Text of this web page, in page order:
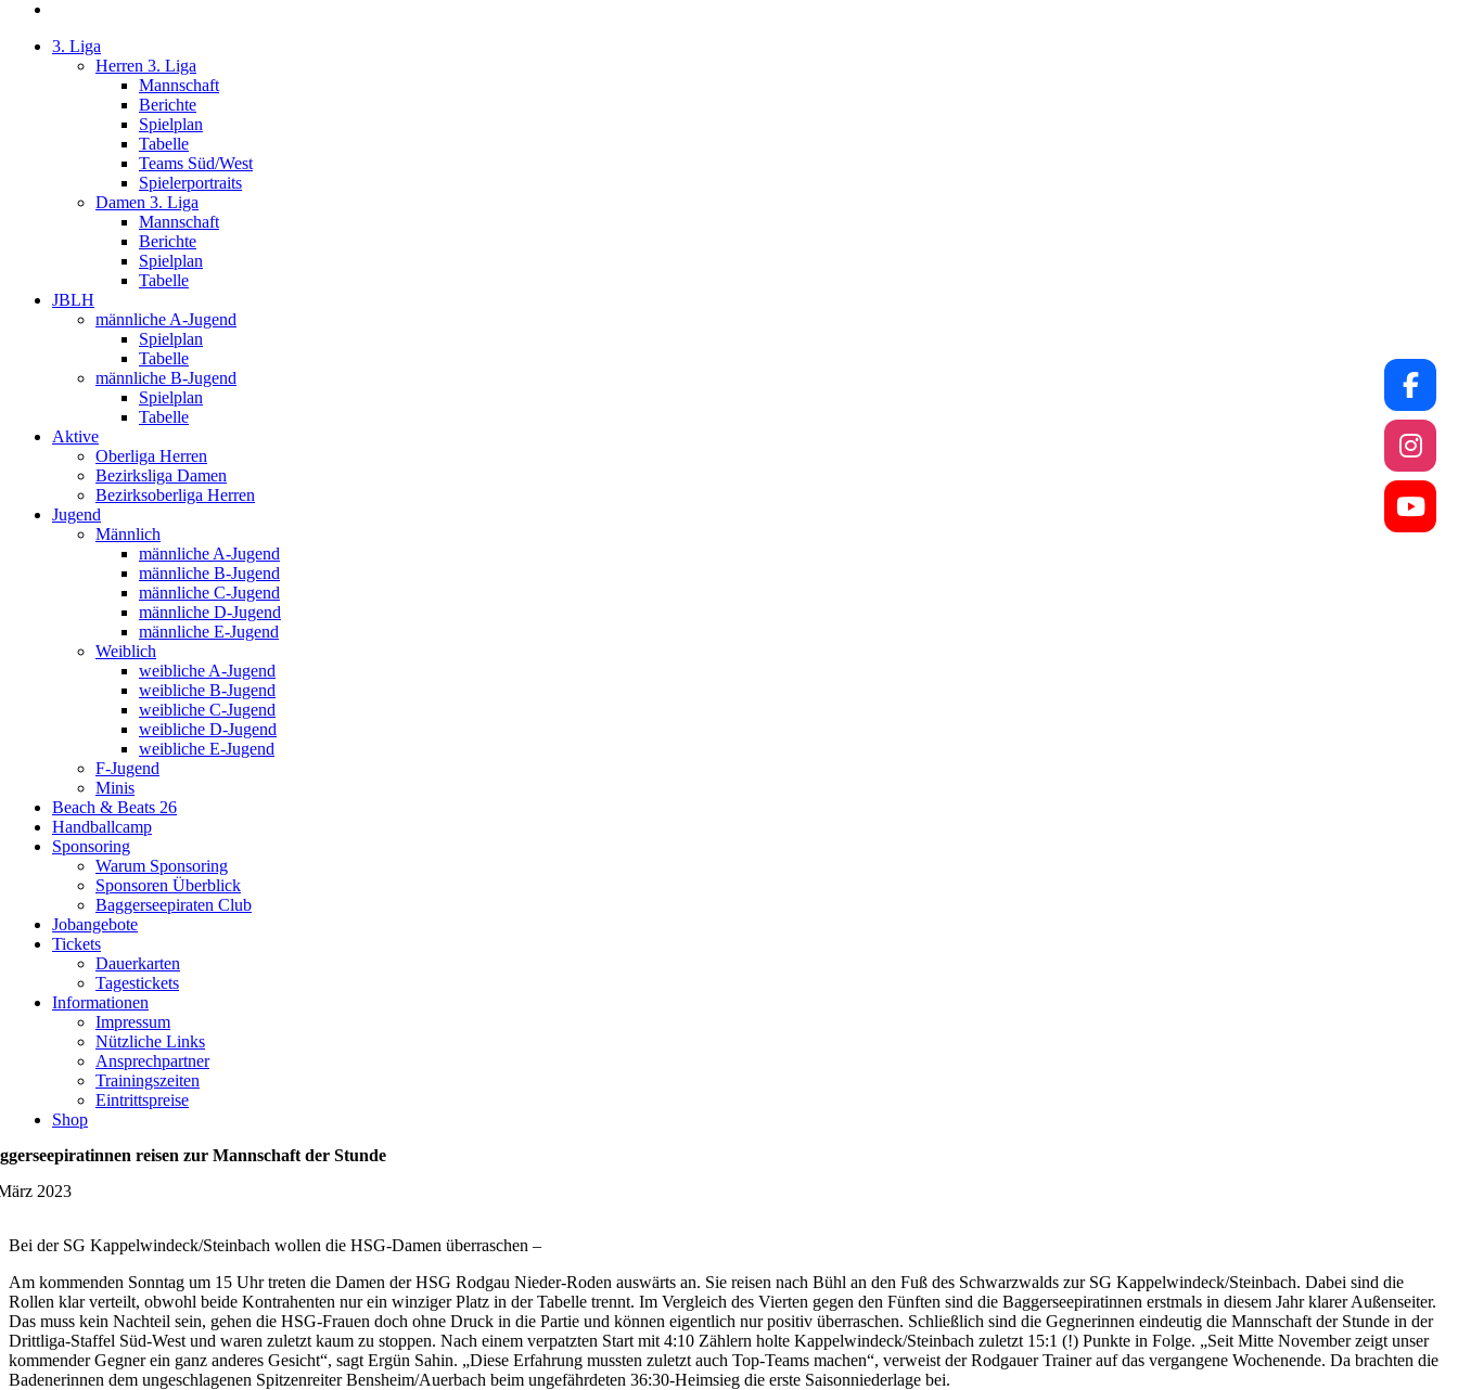
3. Liga
Herren 3. Liga
Mannschaft
Berichte
Spielplan
Tabelle
Teams Süd/West
Spielerportraits
Damen 3. Liga
Mannschaft
Berichte
Spielplan
Tabelle
JBLH
männliche A-Jugend
Spielplan
Tabelle
männliche B-Jugend
Spielplan
Tabelle
Aktive
Oberliga Herren
Bezirksliga Damen
Bezirksoberliga Herren
Jugend
Männlich
männliche A-Jugend
männliche B-Jugend
männliche C-Jugend
männliche D-Jugend
männliche E-Jugend
Weiblich
weibliche A-Jugend
weibliche B-Jugend
weibliche C-Jugend
weibliche D-Jugend
weibliche E-Jugend
F-Jugend
Minis
Beach & Beats 26
Handballcamp
Sponsoring
Warum Sponsoring
Sponsoren Überblick
Baggerseepiraten Club
Jobangebote
Tickets
Dauerkarten
Tagestickets
Informationen
Impressum
Nützliche Links
Ansprechpartner
Trainingszeiten
Eintrittspreise
Shop
reisen zur Mannschaft der Stunde
2023
Bei der SG Kappelwindeck/Steinbach wollen die HSG-Damen überraschen –
Am kommenden Sonntag um 15 Uhr treten die Damen der HSG Rodgau Nieder-Roden auswärts an. Sie reisen nach Bühl an den Fuß des Schwarzwalds zur SG Kappelwindeck/Steinbach. Dabei sind die
Rollen klar verteilt, obwohl beide Kontrahenten nur ein winziger Platz in der Tabelle trennt. Im Vergleich des Vierten gegen den Fünften sind die Baggerseepiratinnen erstmals in diesem Jahr klarer Außenseiter.
Das muss kein Nachteil sein, gehen die HSG-Frauen doch ohne Druck in die Partie und können eigentlich nur positiv überraschen. Schließlich sind die Gegnerinnen eindeutig die Mannschaft der Stunde in der
Drittliga-Staffel Süd-West und waren zuletzt kaum zu stoppen. Nach einem verpatzten Start mit 4:10 Zählern holte Kappelwindeck/Steinbach zuletzt 15:1 (!) Punkte in Folge. „Seit Mitte November zeigt unser
kommender Gegner ein ganz anderes Gesicht“, sagt Ergün Sahin. „Diese Erfahrung mussten zuletzt auch Top-Teams machen“, verweist der Rodgauer Trainer auf das vergangene Wochenende. Da brachten die
Badenerinnen dem ungeschlagenen Spitzenreiter Bensheim/Auerbach beim ungefährdeten 36:30-Heimsieg die erste Saisonniederlage bei.